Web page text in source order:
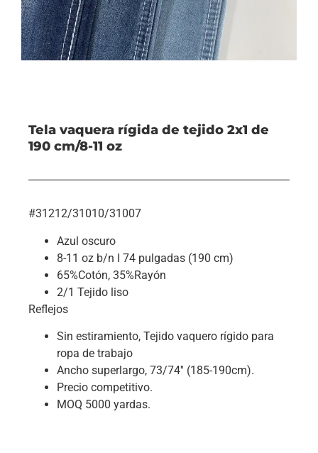
Tela vaquera rígida de tejido 2x1 de
190 cm/8-11 oz
#31212/31010/31007
Azul oscuro
8-11 oz b/n I 74 pulgadas (190 cm)
65%Cotón, 35%Rayón
2/1 Tejido liso
Reflejos
Sin estiramiento, Tejido vaquero rígido para
ropa de trabajo
Ancho superlargo, 73/74'' (185-190cm).
Precio competitivo.
MOQ 5000 yardas.